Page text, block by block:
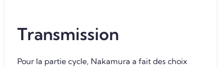
Transmission
Pour la partie cycle, Nakamura a fait des choix